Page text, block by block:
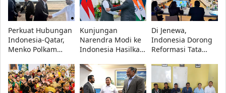
Perkuat Hubungan
Indonesia-Qatar,
Menko Polkam
Belasungkawa
Presiden Prabowo
di Doha
Kunjungan
Narendra Modi ke
Indonesia Hasilkan
dari Teknologi
hingga Antariksa
Di Jenewa,
Indonesia Dorong
Reformasi Tata
Musik dan
Jurnalistik dalam
Forum WIPO